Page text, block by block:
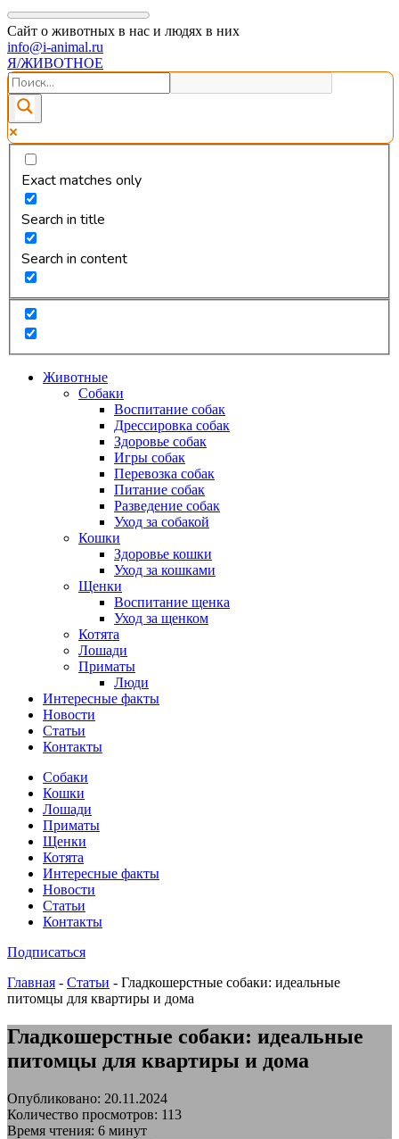
Сайт о животных в нас и людях в них
info@i-animal.ru
Я/ЖИВОТНОЕ
Exact matches only
Search in title
Search in content
Животные
Собаки
Воспитание собак
Дрессировка собак
Здоровье собак
Игры собак
Перевозка собак
Питание собак
Разведение собак
Уход за собакой
Кошки
Здоровье кошки
Уход за кошками
Щенки
Воспитание щенка
Уход за щенком
Котята
Лошади
Приматы
Люди
Интересные факты
Новости
Статьи
Контакты
Собаки
Кошки
Лошади
Приматы
Щенки
Котята
Интересные факты
Новости
Статьи
Контакты
Подписаться
Главная - Статьи - Гладкошерстные собаки: идеальные
питомцы для квартиры и дома
Гладкошерстные собаки: идеальные
питомцы для квартиры и дома
Опубликовано: 20.11.2024
Количество просмотров: 113
Время чтения: 6 минут